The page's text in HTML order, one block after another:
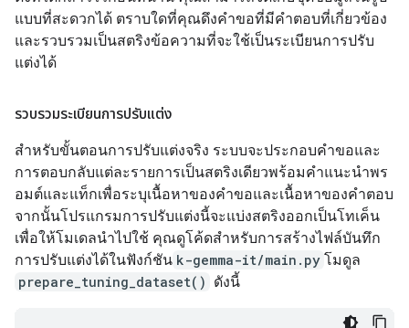
แบบที่สะดวกได้ ตราบใดที่คุณดึงคำขอที่มีคำตอบที่เกี่ยวข้อง
และรวบรวมเป็นสตริงข้อความที่จะใช้เป็นระเบียนการปรับ
แต่งได้
รวบรวมระเบียนการปรับแต่ง
สําหรับขั้นตอนการปรับแต่งจริง ระบบจะประกอบคําขอและ
การตอบกลับแต่ละรายการเป็นสตริงเดียวพร้อมคําแนะนําพร
อมต์และแท็กเพื่อระบุเนื้อหาของคําขอและเนื้อหาของคําตอบ
จากนั้นโปรแกรมการปรับแต่งนี้จะแบ่งสตริงออกเป็นโทเค็น
เพื่อให้โมเดลนำไปใช้ คุณดูโค้ดสำหรับการสร้างไฟล์บันทึก
การปรับแต่งได้ในฟังก์ชัน k-gemma-it/main.py โมดูล
prepare_tuning_dataset() ดังนี้